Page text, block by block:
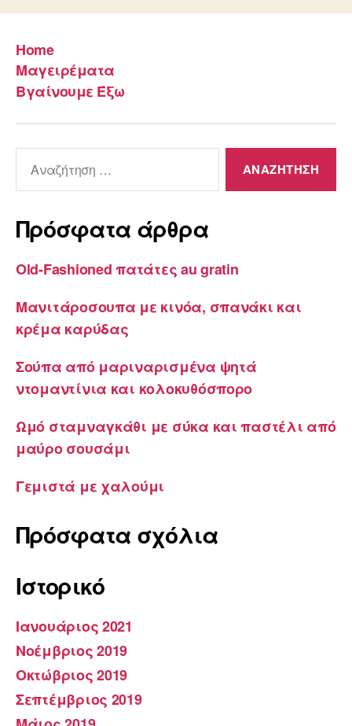
Home
Μαγειρέματα
Βγαίνουμε Έξω
για:
Πρόσφατα άρθρα
Old-Fashioned πατάτες au gratin
Μανιτάροσουπα με κινόα, σπανάκι και
κρέμα καρύδας
Σούπα από μαριναρισμένα ψητά
ντομαντίνια και κολοκυθόσπορο
Ωμό σταμναγκάθι με σύκα και παστέλι από
μαύρο σουσάμι
Γεμιστά με χαλούμι
Πρόσφατα σχόλια
Ιστορικό
Ιανουάριος 2021
Νοέμβριος 2019
Οκτώβριος 2019
Σεπτέμβριος 2019